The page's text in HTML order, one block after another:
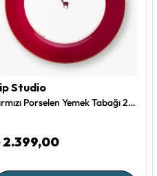
Studio
Kırmızı Porselen Yemek Tabağı 26,5 Cm Love Birds Collection by Pip Studio
2.399,00